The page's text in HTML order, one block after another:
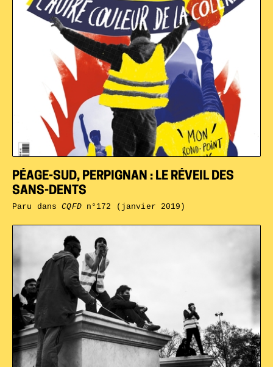
PÉAGE-SUD, PERPIGNAN : LE RÉVEIL DES
SANS-DENTS
Paru dansCQFDn°172 (janvier 2019)